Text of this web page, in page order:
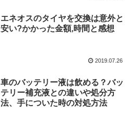
エネオスのタイヤを交換は意外と
安い?かかった金額,時間と感想
2019.07.26
車のバッテリー液は飲める？バッ
テリー補充液との違いや処分方
法、手についた時の対処方法